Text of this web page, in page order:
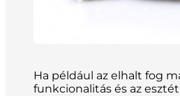
Ha például az elhalt fog
funkcionalitás és az